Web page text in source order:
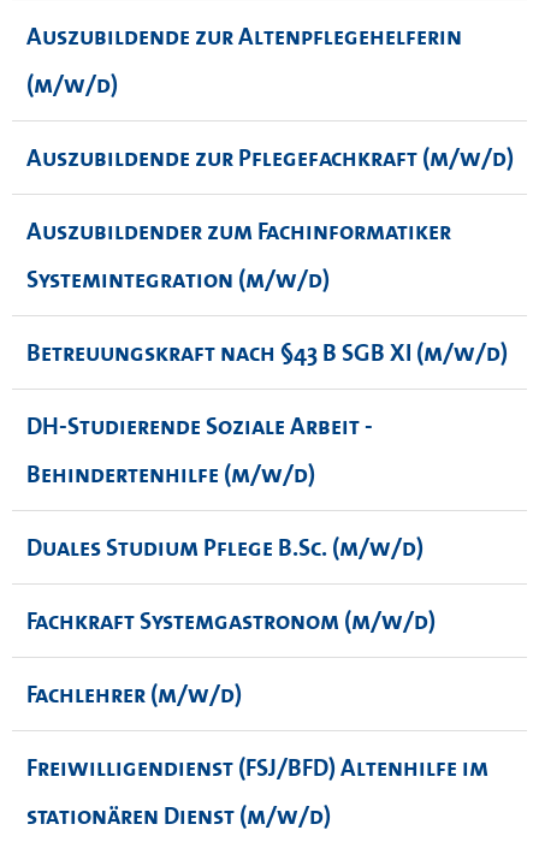
Auszubildende zur Altenpflegehelferin
(m/w/d)
Auszubildende zur Pflegefachkraft (m/w/d)
Auszubildender zum Fachinformatiker
Systemintegration (m/w/d)
Betreuungskraft nach §43 B SGB XI (m/w/d)
DH-Studierende Soziale Arbeit -
Behindertenhilfe (m/w/d)
Duales Studium Pflege B.Sc. (m/w/d)
Fachkraft Systemgastronom (m/w/d)
Fachlehrer (m/w/d)
Freiwilligendienst (FSJ/BFD) Altenhilfe im
stationären Dienst (m/w/d)